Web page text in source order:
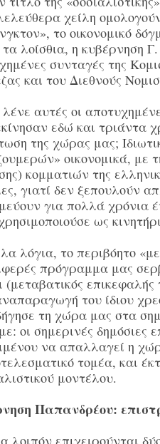
χείλη
το οικονομικό
λοίσθια, η κυβέρνηση
συνταγές της
και του Διεθνούς
λένε αυτές οι
εδώ και τριάντα
της χώρας μας;
οικονομικά, με
κομματιών της
γιατί δεν ξεπουλούν
για πολλά χρόνια
ως
λόγια, το περιβόητο
πρόγραμμα μας
(μεταβατικός
του ίδιου
τη χώρα μας στα
οι σημερινές δημόσιες
να απαλλαγεί η
τομέα, και
μοντέλου.
Παπανδρέου:
λοιπόν επιχειρούνται